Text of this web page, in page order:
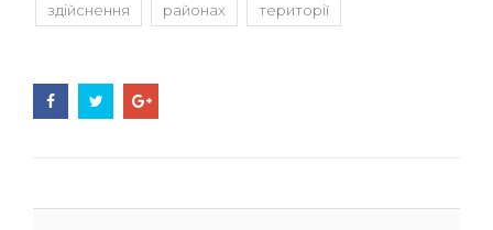
здійснення районах території